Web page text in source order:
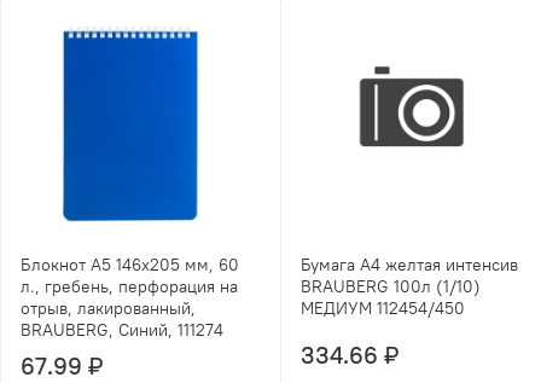
Блокнот А5 146х205 мм, 60
л., гребень, перфорация на
отрыв, лакированный,
BRAUBERG, Синий, 111274
67.99 ₽
Бумага А4 желтая интенсив
BRAUBERG 100л (1/10)
МЕДИУМ 112454/450
334.66 ₽